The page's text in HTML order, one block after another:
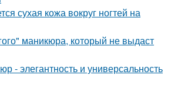
сухая кожа вокруг ногтей на
маникюра, который не выдаст
- элегантность и универсальность